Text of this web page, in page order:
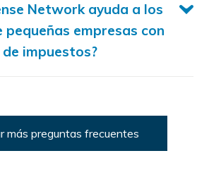
Network ayuda a los
pequeñas empresas con
impuestos?
más preguntas frecuentes